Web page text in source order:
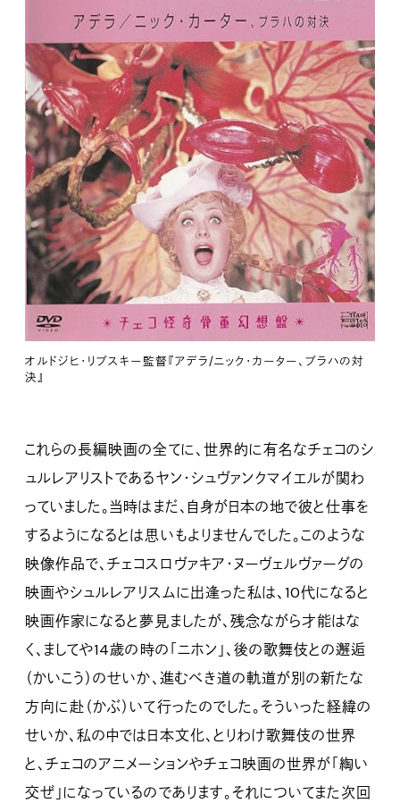
オルドジヒ・リプスキー監督『アデラ/ニック・カーター、プラハの対
決』
これらの長編映画の全てに、世界的に有名なチェコのシ
ュルレアリストであるヤン・シュヴァンクマイエルが関わ
っていました。当時はまだ、自身が日本の地で彼と仕事を
するようになるとは思いもよりませんでした。このような
映像作品で、チェコスロヴァキア・ヌーヴェルヴァーグの
映画やシュルレアリスムに出逢った私は、10代になると
映画作家になると夢見ましたが、残念ながら才能はな
く、ましてや14歳の時の「ニホン」、後の歌舞伎との邂逅
（かいこう）のせいか、進むべき道の軌道が別の新たな
方向に赴（かぶ）いて行ったのでした。そういった経緯の
せいか、私の中では日本文化、とりわけ歌舞伎の世界
と、チェコのアニメーションやチェコ映画の世界が「綯い
交ぜ」になっているのであります。それについてまた次回